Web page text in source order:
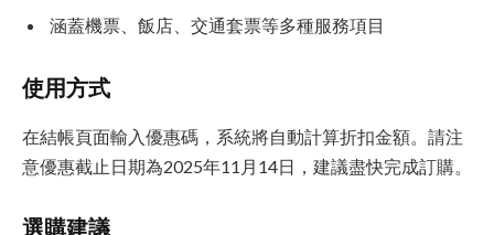
涵蓋機票、飯店、交通套票等多種服務項目
使用方式
在結帳頁面輸入優惠碼，系統將自動計算折扣金額。請注
意優惠截止日期為2025年11月14日，建議盡快完成訂購。
選購建議